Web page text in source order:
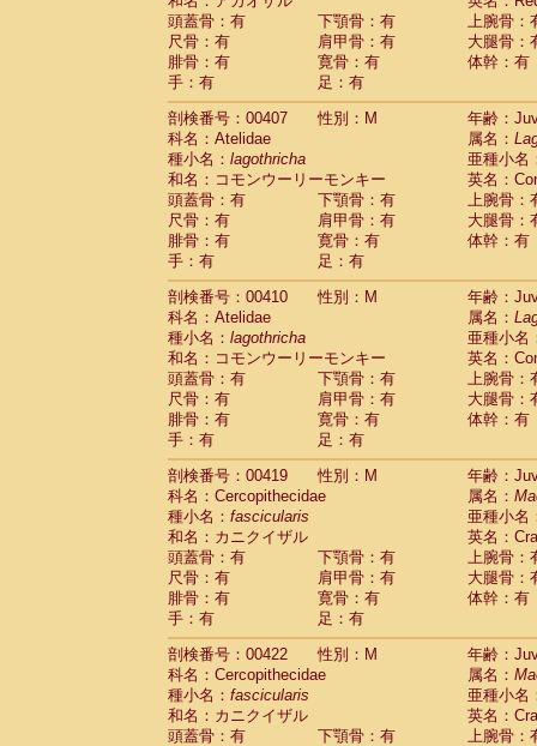
頭蓋骨：有
下顎骨：有
上腕骨：
尺骨：有
肩甲骨：有
大腿骨：
腓骨：有
寛骨：有
体幹：有
手：有
足：有
剖検番号：00407
性別：M
年齢：
科名：Atelidae
属名：
種小名： lagothricha
亜種小名
和名：コモンウーリーモンキー
英名：
頭蓋骨：有
下顎骨：有
上腕骨：
尺骨：有
肩甲骨：有
大腿骨：
腓骨：有
寛骨：有
体幹：有
手：有
足：有
剖検番号：00410
性別：M
年齢：
科名：Atelidae
属名：
種小名： lagothricha
亜種小名
和名：コモンウーリーモンキー
英名：
頭蓋骨：有
下顎骨：有
上腕骨：
尺骨：有
肩甲骨：有
大腿骨：
腓骨：有
寛骨：有
体幹：有
手：有
足：有
剖検番号：00419
性別：M
年齢：
科名：Cercopithecidae
属名：
種小名： fascicularis
亜種小名
和名：カニクイザル
英名：
頭蓋骨：有
下顎骨：有
上腕骨：
尺骨：有
肩甲骨：有
大腿骨：
腓骨：有
寛骨：有
体幹：有
手：有
足：有
剖検番号：00422
性別：M
年齢：
科名：Cercopithecidae
属名：
種小名： fascicularis
亜種小名
和名：カニクイザル
英名：
頭蓋骨：有
下顎骨：有
上腕骨：